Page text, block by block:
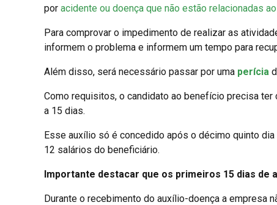
por acidente ou doença que não estão relacionadas
Para comprovar o impedimento de realizar as
informem o problema e informem um tempo para
Além disso, será necessário passar por uma perícia
Como requisitos, o candidato ao benefício precisa
a 15 dias.
Esse auxílio só é concedido após o décimo quinto
12 salários do beneficiário.
Importante destacar que os primeiros 15 dias de
Durante o recebimento do auxílio-doença a empresa